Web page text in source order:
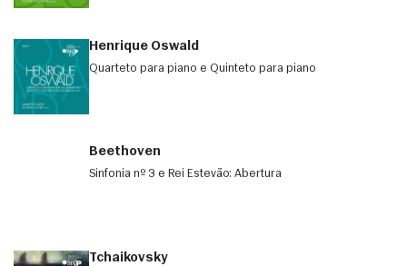
Henrique Oswald
Quarteto para piano e Quinteto para piano
Beethoven
Sinfonia nº 3 e Rei Estevão: Abertura
Tchaikovsky